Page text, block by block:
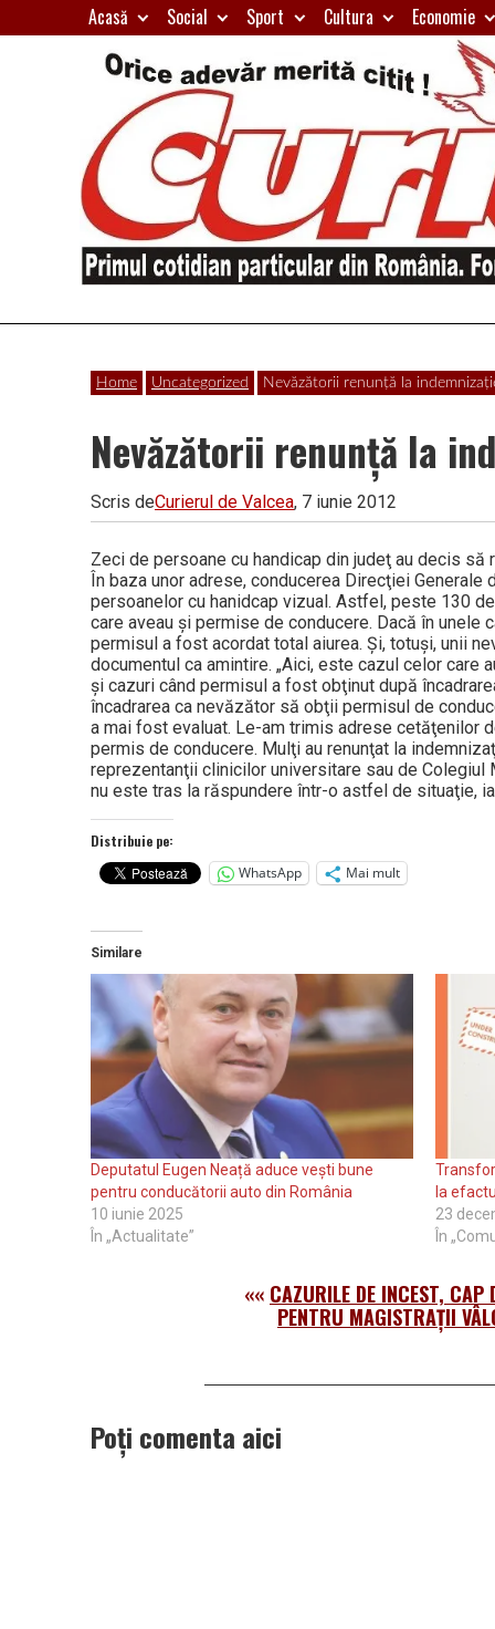
to
Acasă Social Sport Cultura Economie
Curierul
de
Vâlcea
Primul
particular
din
România
Home Uncategorized Nevăzătorii renunţă la
Nevăzătorii renunţă la
Scris deCurierul de Valcea, 7 iunie 2012
Zeci de persoane cu handicap din judeţ au decis să
În baza unor adrese, conducerea Direcţiei
persoanelor cu hanidcap vizual. Astfel, peste 130
care aveau şi permise de conducere. Dacă în unele
permisul a fost acordat total aiurea. Şi, totuşi, unii
documentul ca amintire. „Aici, este cazul celor care
şi cazuri când permisul a fost obţinut după
încadrarea ca nevăzător să obţii permisul de
a mai fost evaluat. Le-am trimis adrese cetăţenilor
permis de conducere. Mulţi au renunţat la
reprezentanţii clinicilor universitare sau de Colegiul
nu este tras la răspundere într-o astfel de situaţie,
Distribuie pe:
WhatsApp
Mai mult
Similare
Deputatul Eugen Neață aduce vești bune
pentru conducătorii auto din România
10 iunie 2025
În „Actualitate”
la
23
În
«« CAZURILE DE INCEST, CAP
PENTRU MAGISTRAŢII
Poți comenta aici